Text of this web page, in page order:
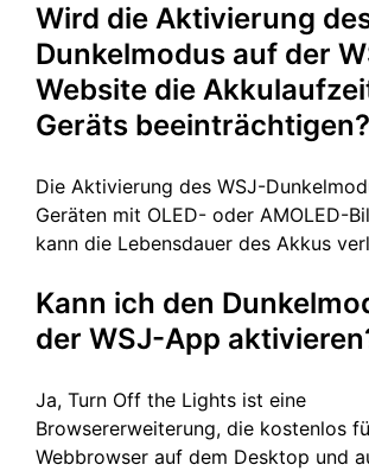
Wird die Aktivierung
Dunkelmodus auf der
Website die
Geräts beeinträchtigen?
Die Aktivierung des WSJ-
Geräten mit OLED- oder AMOLED-
kann die Lebensdauer des Akkus
Kann ich den
der WSJ-App
Ja, Turn Off the Lights ist eine
Browsererweiterung, die kostenlos
Webbrowser auf dem Desktop und